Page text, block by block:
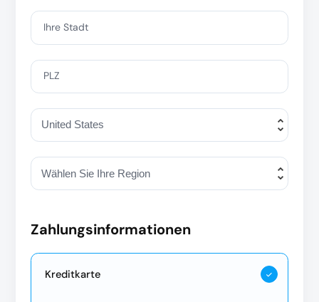
Ihre Stadt
PLZ
Zahlungsinformationen
Kreditkarte